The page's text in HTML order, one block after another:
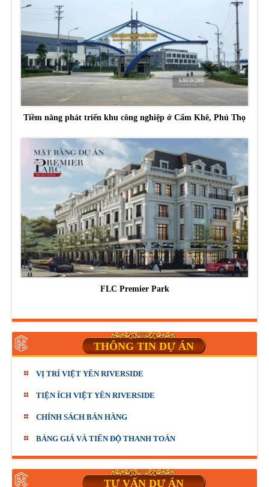
Tiềm năng phát triển khu công nghiệp ở Cẩm Khê, Phú Thọ
FLC Premier Park
THÔNG TIN DỰ ÁN
VỊ TRÍ VIỆT YÊN RIVERSIDE
TIỆN ÍCH VIỆT YÊN RIVERSIDE
CHÍNH SÁCH BÁN HÀNG
BẢNG GIÁ VÀ TIẾN ĐỘ THANH TOÁN
TƯ VẤN DỰ ÁN